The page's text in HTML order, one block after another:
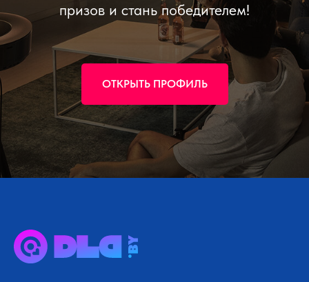
призов и стань победителем!
ОТКРЫТЬ ПРОФИЛЬ